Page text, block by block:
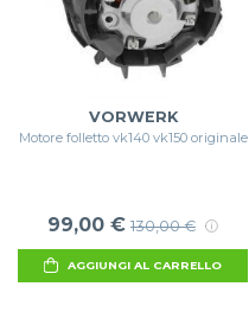
VORWERK
Motore folletto vk140 vk150 originale
99,00 € 130,00 €
AGGIUNGI AL CARRELLO